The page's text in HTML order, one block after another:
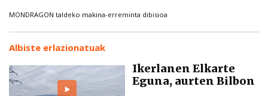
MONDRAGON taldeko makina-erreminta dibisioa
Albiste erlazionatuak
Ikerlanen Elkarte
Eguna, aurten Bilbon